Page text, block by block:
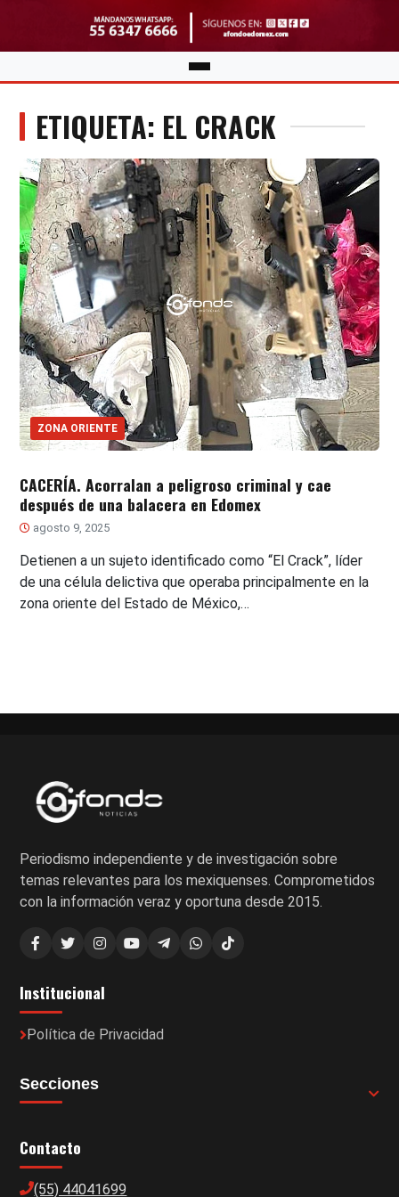
ETIQUETA: EL CRACK
ZONA ORIENTE
CACERÍA. Acorralan a peligroso criminal y cae
después de una balacera en Edomex
agosto 9, 2025
Detienen a un sujeto identificado como “El Crack”, líder
de una célula delictiva que operaba principalmente en la
zona oriente del Estado de México,…
Periodismo independiente y de investigación sobre
temas relevantes para los mexiquenses. Comprometidos
con la información veraz y oportuna desde 2015.
Institucional
Política de Privacidad
Secciones
Contacto
(55) 44041699